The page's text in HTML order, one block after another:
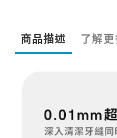
商品描述 了解更